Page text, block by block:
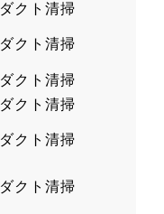
ダクト清掃
ダクト清掃
ダクト清掃
ダクト清掃
ダクト清掃
ダクト清掃